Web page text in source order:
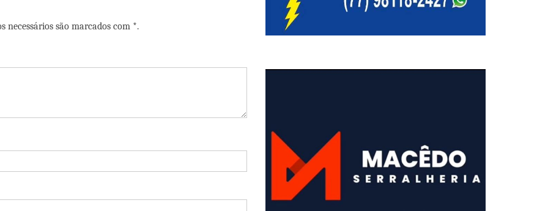
necessários são marcados com *.